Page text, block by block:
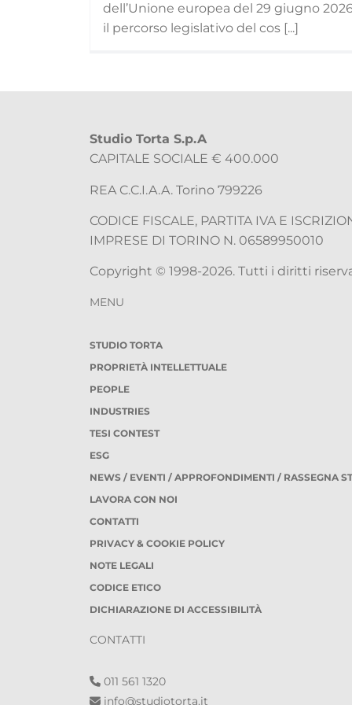
dell’Unione europea del 29 giugno
il percorso legislativo del cos [...]
Studio Torta S.p.A
CAPITALE SOCIALE € 400.000
REA C.C.I.A.A. Torino 799226
CODICE FISCALE, PARTITA IVA E
IMPRESE DI TORINO N. 06589950010
Copyright © 1998-2026. Tutti i diritti
MENU
STUDIO TORTA
PROPRIETÀ INTELLETTUALE
PEOPLE
INDUSTRIES
TESI CONTEST
ESG
NEWS / EVENTI / APPROFONDIMENTI / RASSEGNA
LAVORA CON NOI
CONTATTI
PRIVACY & COOKIE POLICY
NOTE LEGALI
CODICE ETICO
DICHIARAZIONE DI ACCESSIBILITÀ
CONTATTI
011 561 1320
info@studiotorta.it